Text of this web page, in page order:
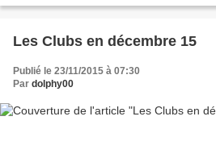
Les Clubs en décembre 15
Publié le 23/11/2015 à 07:30
Par dolphy00